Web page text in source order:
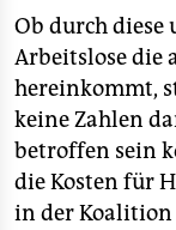
Ob durch diese
Arbeitslose die
hereinkommt,
keine Zahlen
betroffen sein
die Kosten für
in der